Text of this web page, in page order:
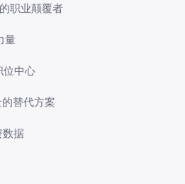
职业颠覆者
量
位中心
替代方案
数据